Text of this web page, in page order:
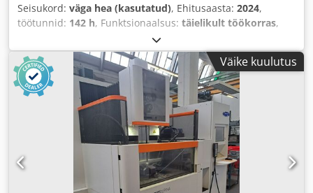
Seisukord: väga hea (kasutatud), Ehitusaasta: 2024,
töötunnid: 142 h, Funktsionaalsus: täielikult töökorras,
395.900.219.1428
liikumisteekond:600 mm, Y-telje liikumisteekond:400 mm,
Z-telje liikumisteekond:400 mm, töödetaili kaal (max):
1 000 kg
, kogukõrgus: 2 858 mm, kogulaius:1 600 mm
kogupikkus:
2 845 mm, laua laius: 800 mm, laua pikkus:
, detaili pikkus (maks.): 1 000 mm
, tooriku kõrgus
400 mm , sisendpinge:400 V , kogumass:
viimase kapitaalremondi aasta:2026, Varustus:
dokumentatsioon / käsiraamat,
Väike kuulutus